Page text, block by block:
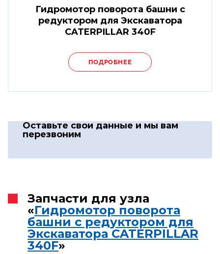
Гидромотор поворота башни с
редуктором для Экскаватора
CATERPILLAR 340F
ПОДРОБНЕЕ
Оставьте свои данные и мы вам
перезвоним
Запчасти для узла
«Гидромотор поворота
башни с редуктором для
Экскаватора CATERPILLAR
340F»